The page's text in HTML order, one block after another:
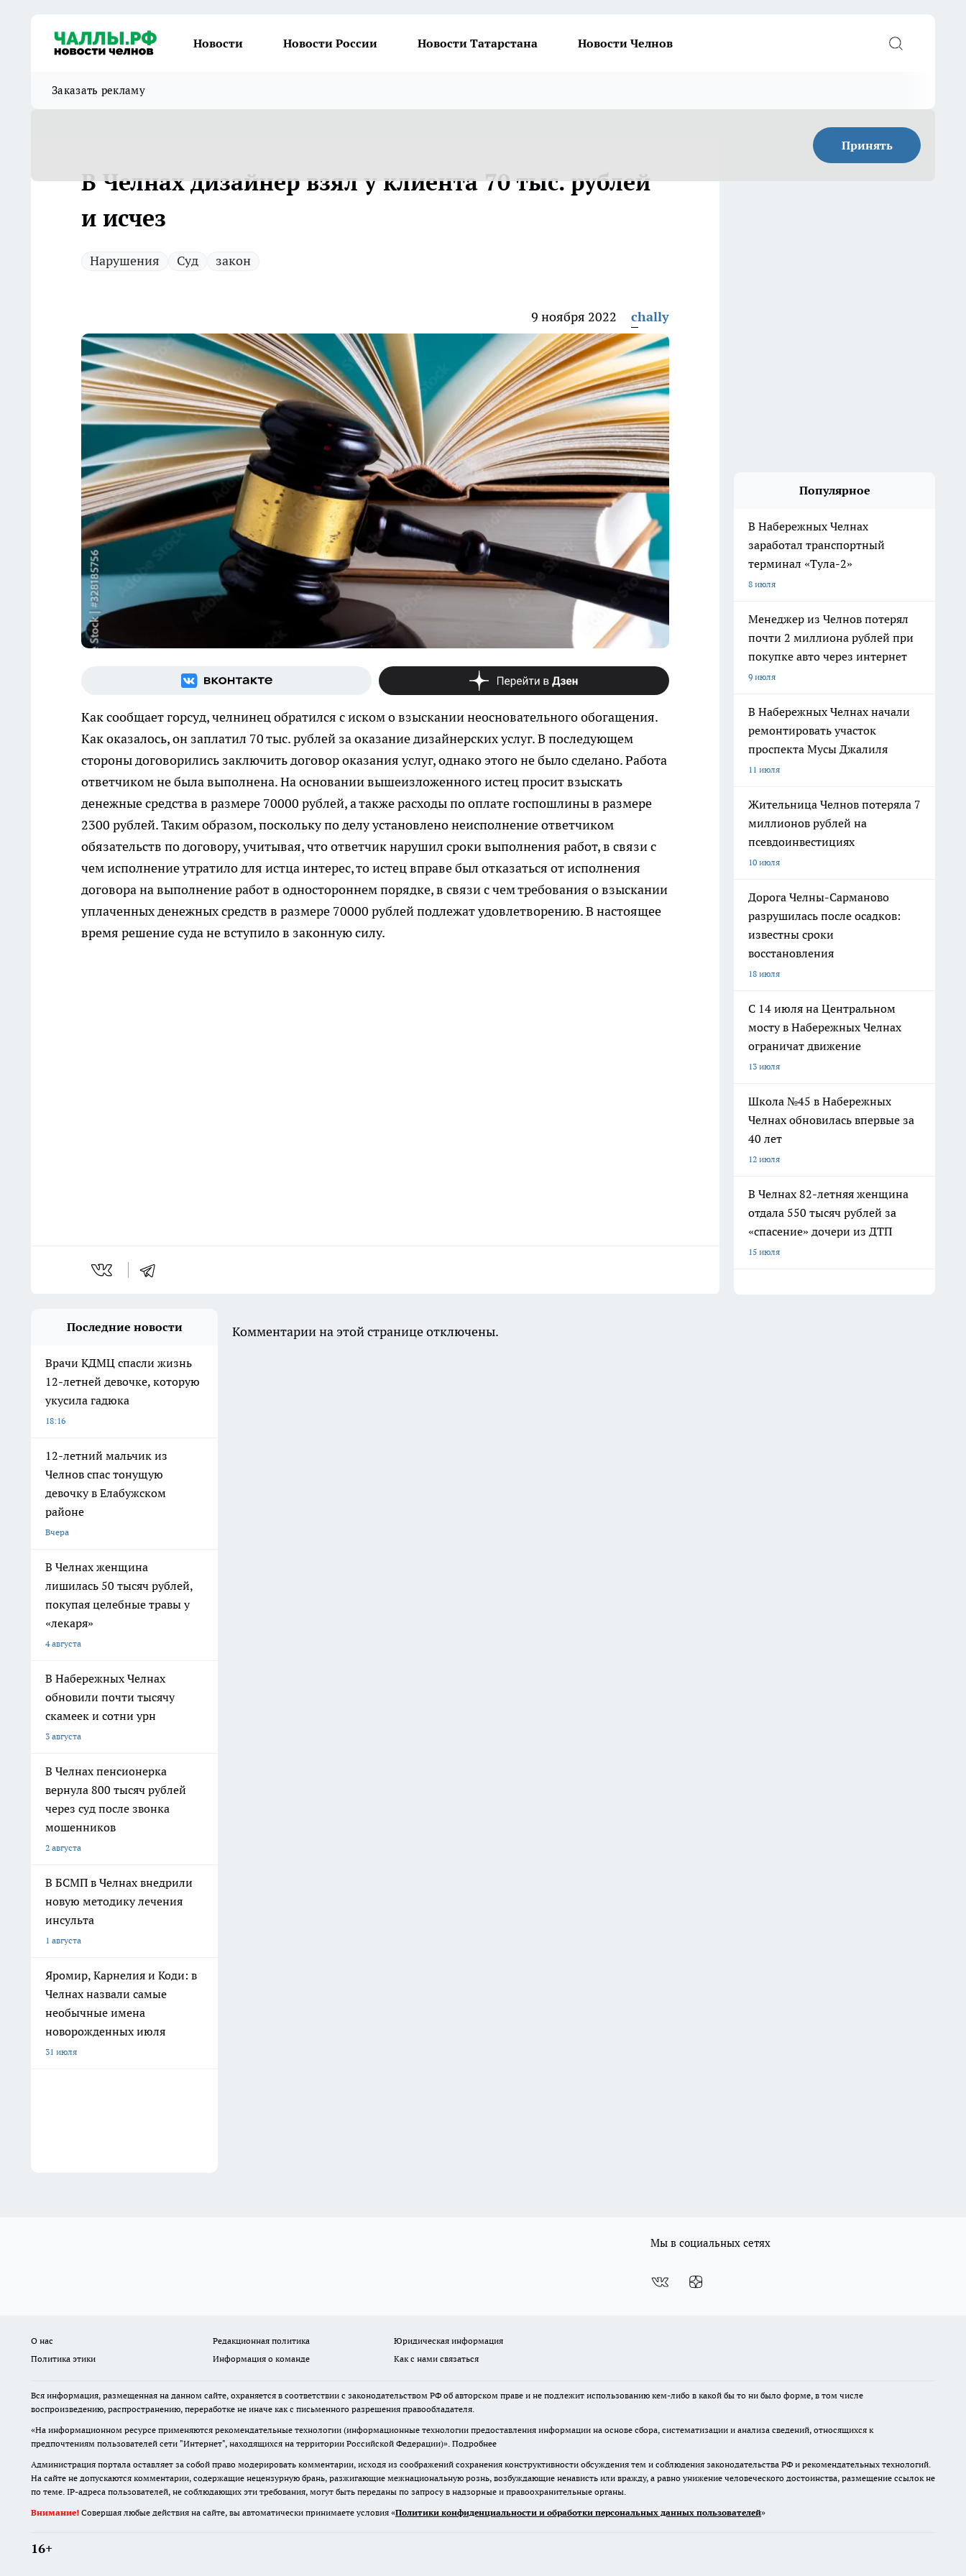
Новости Новости России Новости Татарстана Новости Челнов
Заказать рекламу
Принять
В Челнах дизайнер взял у клиента 70 тыс. рублей
и исчез
Нарушения Суд закон
9 ноября 2022 chally
Как сообщает горсуд, челнинец обратился с иском о взыскании неосновательного обогащения.
Как оказалось, он заплатил 70 тыс. рублей за оказание дизайнерских услуг. В последующем
стороны договорились заключить договор оказания услуг, однако этого не было сделано. Работа
ответчиком не была выполнена. На основании вышеизложенного истец просит взыскать
денежные средства в размере 70000 рублей, а также расходы по оплате госпошлины в размере
2300 рублей. Таким образом, поскольку по делу установлено неисполнение ответчиком
обязательств по договору, учитывая, что ответчик нарушил сроки выполнения работ, в связи с
чем исполнение утратило для истца интерес, то истец вправе был отказаться от исполнения
договора на выполнение работ в одностороннем порядке, в связи с чем требования о взыскании
уплаченных денежных средств в размере 70000 рублей подлежат удовлетворению. В настоящее
время решение суда не вступило в законную силу.
Популярное
В Набережных Челнах
заработал транспортный
терминал «Тула-2»
8 июля
Менеджер из Челнов потерял
почти 2 миллиона рублей при
покупке авто через интернет
9 июля
В Набережных Челнах начали
ремонтировать участок
проспекта Мусы Джалиля
11 июля
Жительница Челнов потеряла 7
миллионов рублей на
псевдоинвестициях
10 июля
Дорога Челны-Сарманово
разрушилась после осадков:
известны сроки
восстановления
18 июля
С 14 июля на Центральном
мосту в Набережных Челнах
ограничат движение
13 июля
Школа №45 в Набережных
Челнах обновилась впервые за
40 лет
12 июля
В Челнах 82-летняя женщина
отдала 550 тысяч рублей за
«спасение» дочери из ДТП
15 июля
Последние новости
Врачи КДМЦ спасли жизнь
12-летней девочке, которую
укусила гадюка
18:16
12-летний мальчик из
Челнов спас тонущую
девочку в Елабужском
районе
Вчера
В Челнах женщина
лишилась 50 тысяч рублей,
покупая целебные травы у
«лекаря»
4 августа
В Набережных Челнах
обновили почти тысячу
скамеек и сотни урн
3 августа
В Челнах пенсионерка
вернула 800 тысяч рублей
через суд после звонка
мошенников
2 августа
В БСМП в Челнах внедрили
новую методику лечения
инсульта
1 августа
Яромир, Карнелия и Коди: в
Челнах назвали самые
необычные имена
новорожденных июля
31 июля
Комментарии на этой странице отключены.
Мы в социальных сетях
О нас Редакционная политика
Юридическая информация
Политика этики
Информация о команде Как с нами связаться
Вся информация, размещенная на данном сайте, охраняется в соответствии с законодательством РФ об авторском праве и не подлежит использованию кем-либо в какой бы то ни было форме, в том числе
воспроизведению, распространению, переработке не иначе как с письменного разрешения правообладателя.
«На информационном ресурсе применяются рекомендательные технологии (информационные технологии предоставления информации на основе сбора, систематизации и анализа сведений, относящихся к
предпочтениям пользователей сети "Интернет", находящихся на территории Российской Федерации)». Подробнее
Администрация портала оставляет за собой право модерировать комментарии, исходя из соображений сохранения конструктивности обсуждения тем и соблюдения законодательства РФ и рекомендательных технологий.
На сайте не допускаются комментарии, содержащие нецензурную брань, разжигающие межнациональную рознь, возбуждающие ненависть или вражду, а равно унижение человеческого достоинства, размещение ссылок не
по теме. IP-адреса пользователей, не соблюдающих эти требования, могут быть переданы по запросу в надзорные и правоохранительные органы.
Внимание! Совершая любые действия на сайте, вы автоматически принимаете условия «Политики конфиденциальности и обработки персональных данных пользователей»
16+